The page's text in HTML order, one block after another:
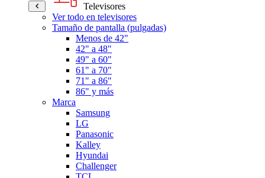
Televisores
Ver todo en televisores
Tamaño de pantalla (pulgadas)
Menos de 42"
42" a 48"
49" a 60"
61" a 70"
71" a 86"
86" y más
Marca
Samsung
LG
Panasonic
Kalley
Hyundai
Challenger